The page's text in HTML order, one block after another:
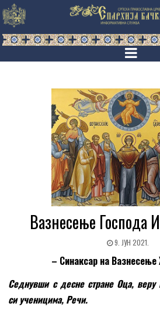
Вазнесење Господа
9. ЈУН 2021.
– Синаксар на Вазнесење
Седнувши с десне стране Оца, веру
си ученицима, Речи.